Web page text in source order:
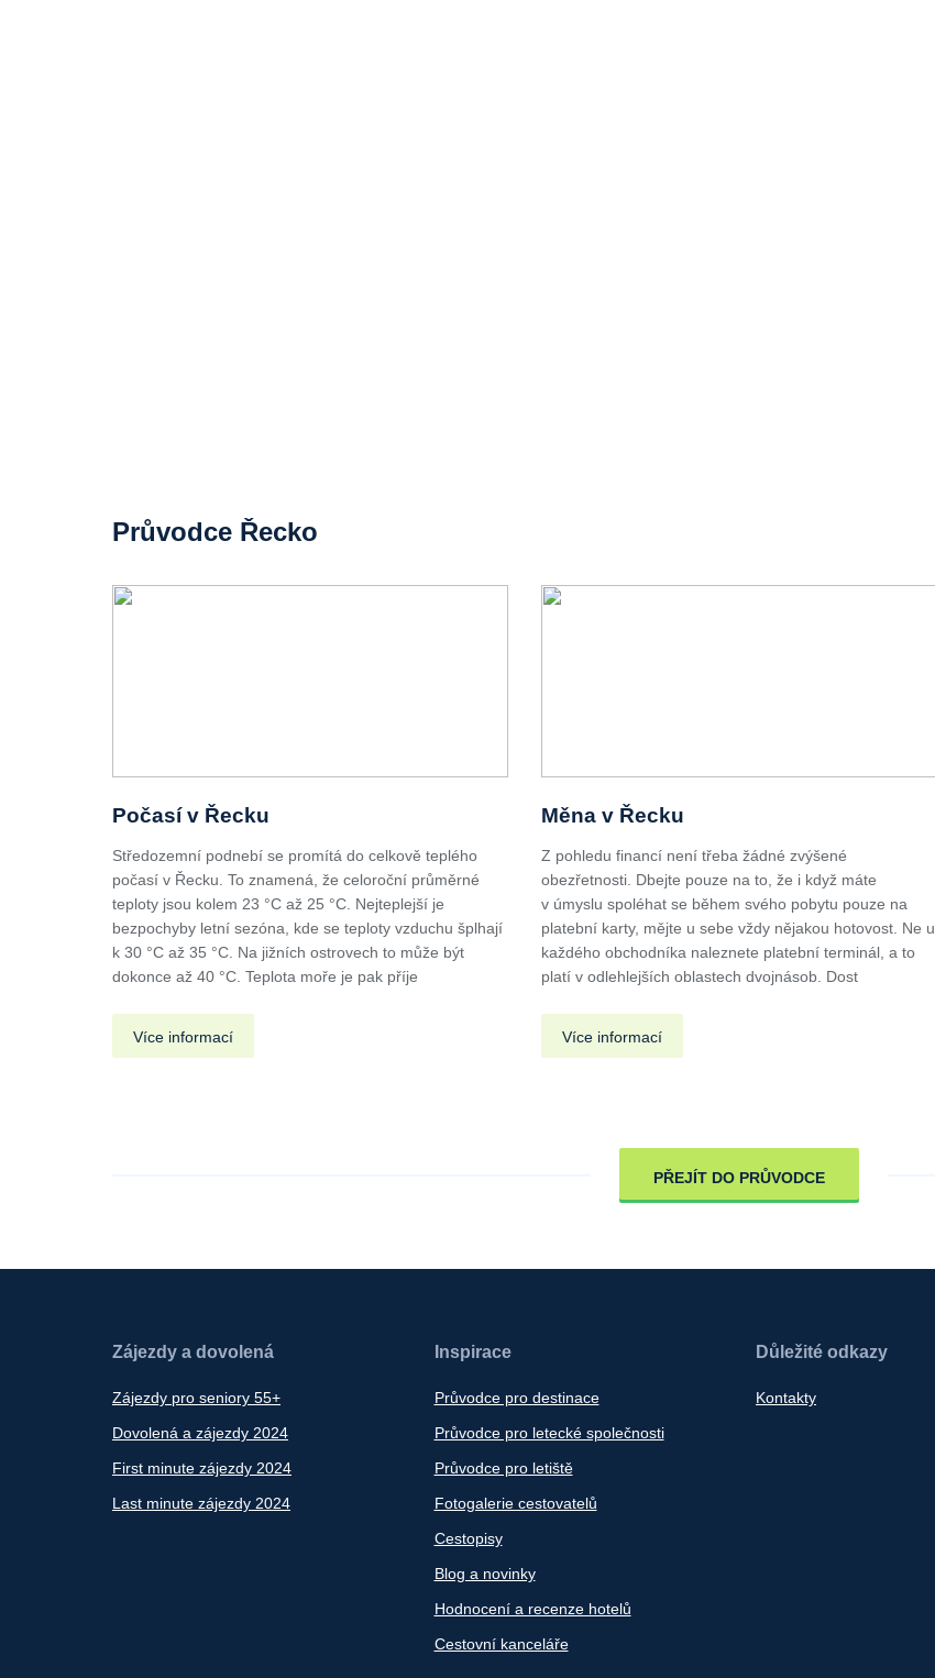
Průvodce Řecko
Počasí v Řecku
Středozemní podnebí se promítá do celkově teplého
počasí v Řecku. To znamená, že celoroční průměrné
teploty jsou kolem 23 °C až 25 °C. Nejteplejší je
bezpochyby letní sezóna, kde se teploty vzduchu šplhají
k 30 °C až 35 °C. Na jižních ostrovech to může být
dokonce až 40 °C. Teplota moře je pak příje
Více informací
Měna v Řecku
Z pohledu financí není třeba žádné zvýšené
obezřetnosti. Dbejte pouze na to, že i když máte
v úmyslu spoléhat se během svého pobytu pouze na
platební karty, mějte u sebe vždy nějakou hotovost. Ne u
každého obchodníka naleznete platební terminál, a to
platí v odlehlejších oblastech dvojnásob. Dost
Více informací
PŘEJÍT DO PRŮVODCE
Zájezdy a dovolená
Zájezdy pro seniory 55+
Dovolená a zájezdy 2024
First minute zájezdy 2024
Last minute zájezdy 2024
Inspirace
Průvodce pro destinace
Průvodce pro letecké společnosti
Průvodce pro letiště
Fotogalerie cestovatelů
Cestopisy
Blog a novinky
Hodnocení a recenze hotelů
Cestovní kanceláře
Důležité odkazy
Kontakty